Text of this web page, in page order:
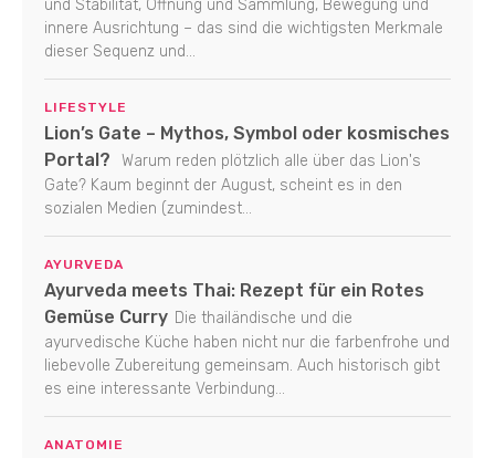
und Stabilität, Öffnung und Sammlung, Bewegung und
innere Ausrichtung – das sind die wichtigsten Merkmale
dieser Sequenz und...
LIFESTYLE
Lion’s Gate – Mythos, Symbol oder kosmisches
Portal?
Warum reden plötzlich alle über das Lion's
Gate? Kaum beginnt der August, scheint es in den
sozialen Medien (zumindest...
AYURVEDA
Ayurveda meets Thai: Rezept für ein Rotes
Gemüse Curry Die thailändische und die
ayurvedische Küche haben nicht nur die farbenfrohe und
liebevolle Zubereitung gemeinsam. Auch historisch gibt
es eine interessante Verbindung...
ANATOMIE